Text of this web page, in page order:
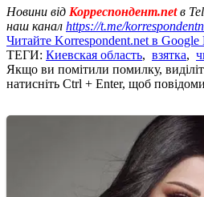
Новини від Корреспондент.netв
наш канал https://t.me/
Читайте Korrespondent.net в Google
ТЕГИ: Киевская область, взятка,
Якщо ви помітили помилку,
натисніть Ctrl + Enter, щоб